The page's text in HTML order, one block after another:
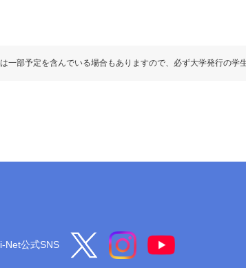
部予定を含んでいる場合もありますので、必ず大学発行の学
Net公式SNS